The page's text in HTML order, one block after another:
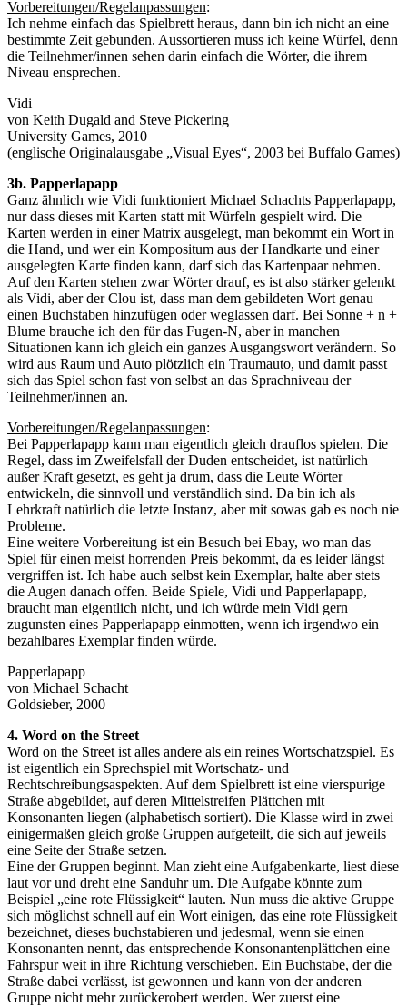
Vorbereitungen/Regelanpassungen:
Ich nehme einfach das Spielbrett heraus, dann bin ich nicht an eine
bestimmte Zeit gebunden. Aussortieren muss ich keine Würfel, denn
die Teilnehmer/innen sehen darin einfach die Wörter, die ihrem
Niveau ensprechen.
Vidi
von Keith Dugald and Steve Pickering
University Games, 2010
(englische Originalausgabe „Visual Eyes“, 2003 bei Buffalo Games)
3b. Papperlapapp
Ganz ähnlich wie Vidi funktioniert Michael Schachts Papperlapapp,
nur dass dieses mit Karten statt mit Würfeln gespielt wird. Die
Karten werden in einer Matrix ausgelegt, man bekommt ein Wort in
die Hand, und wer ein Kompositum aus der Handkarte und einer
ausgelegten Karte finden kann, darf sich das Kartenpaar nehmen.
Auf den Karten stehen zwar Wörter drauf, es ist also stärker gelenkt
als Vidi, aber der Clou ist, dass man dem gebildeten Wort genau
einen Buchstaben hinzufügen oder weglassen darf. Bei Sonne + n +
Blume brauche ich den für das Fugen-N, aber in manchen
Situationen kann ich gleich ein ganzes Ausgangswort verändern. So
wird aus Raum und Auto plötzlich ein Traumauto, und damit passt
sich das Spiel schon fast von selbst an das Sprachniveau der
Teilnehmer/innen an.
Vorbereitungen/Regelanpassungen:
Bei Papperlapapp kann man eigentlich gleich drauflos spielen. Die
Regel, dass im Zweifelsfall der Duden entscheidet, ist natürlich
außer Kraft gesetzt, es geht ja drum, dass die Leute Wörter
entwickeln, die sinnvoll und verständlich sind. Da bin ich als
Lehrkraft natürlich die letzte Instanz, aber mit sowas gab es noch nie
Probleme.
Eine weitere Vorbereitung ist ein Besuch bei Ebay, wo man das
Spiel für einen meist horrenden Preis bekommt, da es leider längst
vergriffen ist. Ich habe auch selbst kein Exemplar, halte aber stets
die Augen danach offen. Beide Spiele, Vidi und Papperlapapp,
braucht man eigentlich nicht, und ich würde mein Vidi gern
zugunsten eines Papperlapapp einmotten, wenn ich irgendwo ein
bezahlbares Exemplar finden würde.
Papperlapapp
von Michael Schacht
Goldsieber, 2000
4. Word on the Street
Word on the Street ist alles andere als ein reines Wortschatzspiel. Es
ist eigentlich ein Sprechspiel mit Wortschatz- und
Rechtschreibungsaspekten. Auf dem Spielbrett ist eine vierspurige
Straße abgebildet, auf deren Mittelstreifen Plättchen mit
Konsonanten liegen (alphabetisch sortiert). Die Klasse wird in zwei
einigermaßen gleich große Gruppen aufgeteilt, die sich auf jeweils
eine Seite der Straße setzen.
Eine der Gruppen beginnt. Man zieht eine Aufgabenkarte, liest diese
laut vor und dreht eine Sanduhr um. Die Aufgabe könnte zum
Beispiel „eine rote Flüssigkeit“ lauten. Nun muss die aktive Gruppe
sich möglichst schnell auf ein Wort einigen, das eine rote Flüssigkeit
bezeichnet, dieses buchstabieren und jedesmal, wenn sie einen
Konsonanten nennt, das entsprechende Konsonantenplättchen eine
Fahrspur weit in ihre Richtung verschieben. Ein Buchstabe, der die
Straße dabei verlässt, ist gewonnen und kann von der anderen
Gruppe nicht mehr zurückerobert werden. Wer zuerst eine